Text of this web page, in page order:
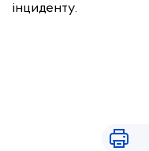
інциденту.